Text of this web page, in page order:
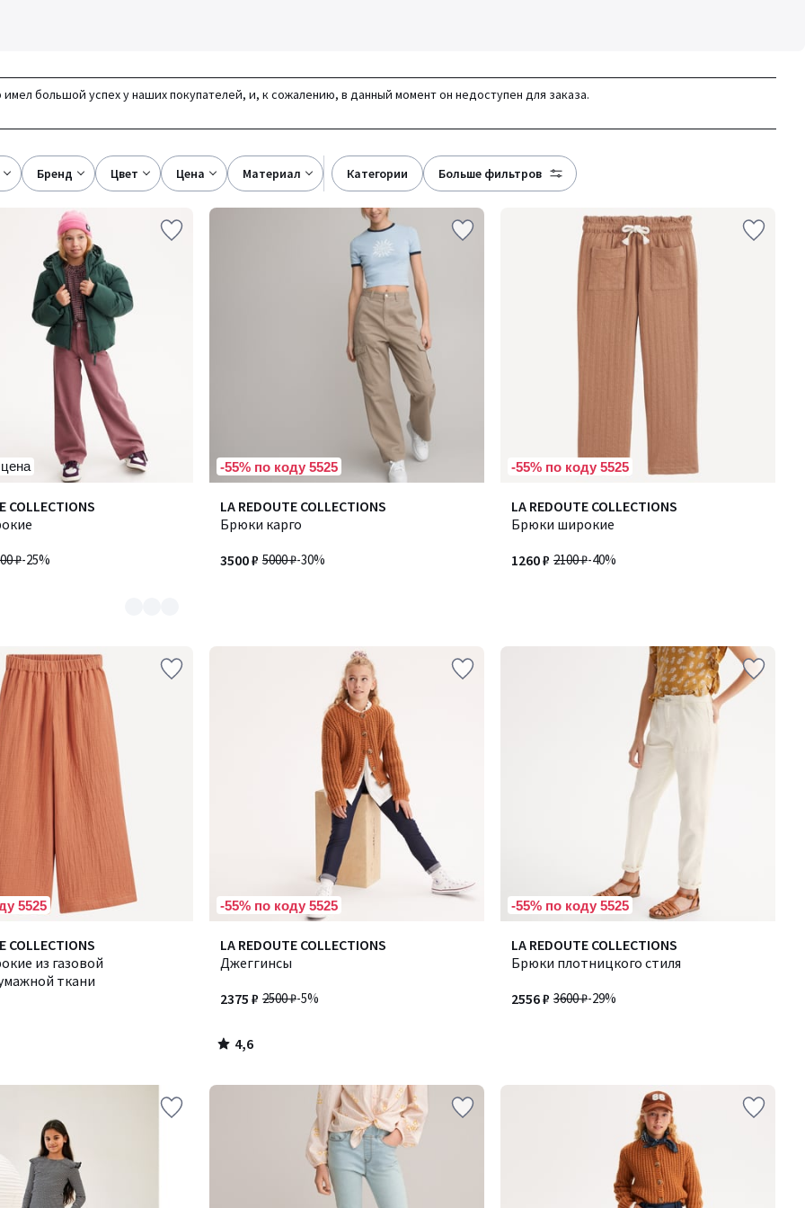
большой успех у наших покупателей, и, к сожалению, в данный момент он недоступен для заказа.
бренд цвет цена материал категории больше фильтров
COLLECTIONS
₽-25%
-55% по коду 5525
LA REDOUTE COLLECTIONS
Брюки карго
5000 ₽-30%
3500 ₽
-55% по коду 5525
LA REDOUTE COLLECTIONS
Брюки широкие
2100 ₽-40%
1260 ₽
5525
COLLECTIONS
из газовой
ткани
-55% по коду 5525
LA REDOUTE COLLECTIONS
Джеггинсы
2500 ₽-5%
2375 ₽
4,6
/ 5
4,6
/
-55% по коду 5525
LA REDOUTE COLLECTIONS
Брюки плотницкого стиля
3600 ₽-29%
2556 ₽